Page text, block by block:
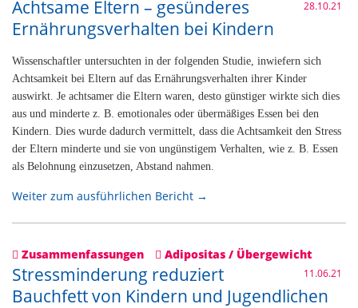
28.10.21
Achtsame Eltern – gesünderes
Ernährungsverhalten bei Kindern
Wissenschaftler untersuchten in der folgenden Studie, inwiefern sich
Achtsamkeit bei Eltern auf das Ernährungsverhalten ihrer Kinder
auswirkt. Je achtsamer die Eltern waren, desto günstiger wirkte sich dies
aus und minderte z. B. emotionales oder übermäßiges Essen bei den
Kindern. Dies wurde dadurch vermittelt, dass die Achtsamkeit den Stress
der Eltern minderte und sie von ungünstigem Verhalten, wie z. B. Essen
als Belohnung einzusetzen, Abstand nahmen.
Weiter zum ausführlichen Bericht →
Zusammenfassungen Adipositas / Übergewicht
11.06.21
Stressminderung reduziert
Bauchfett von Kindern und Jugendlichen